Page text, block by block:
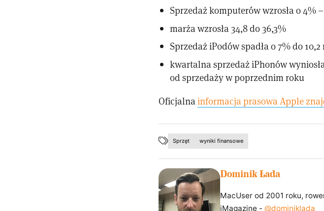
Sprzedaż komputerów wzrosła o 4%
marża wzrosła 34,8 do 36,3%
Sprzedaż iPodów spadła o 7% do
kwartalna sprzedaż iPhonów
od sprzedaży w poprzednim roku
Oficjalnainformacja prasowa Apple
Sprzęt wyniki finansowe
Dominik Łada
MacUser od 2001 roku,
iMagazine - @dominiklada